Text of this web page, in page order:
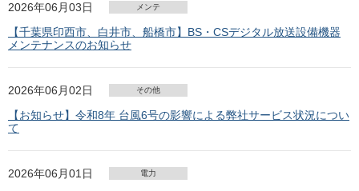
2026年06月03日 メンテ
【千葉県印西市、白井市、船橋市】BS・CSデジタル放送設備機器
メンテナンスのお知らせ
2026年06月02日 その他
【お知らせ】令和8年 台風6号の影響による弊社サービス状況につい
て
2026年06月01日 電力